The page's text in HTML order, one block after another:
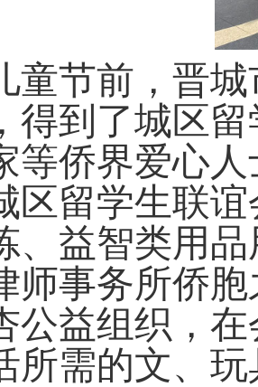
童节前，晋
得到了城区
等侨界爱心
区留学生联谊
、益智类用
师事务所侨
公益组织，
所需的文、